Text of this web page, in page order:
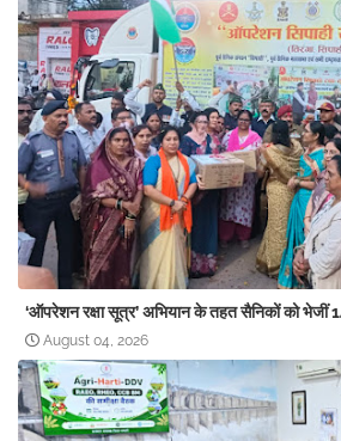
‘ऑपरेशन रक्षा सूत्र’ अभियान के तहत सैनिकों को भेजीं
August 04, 2026